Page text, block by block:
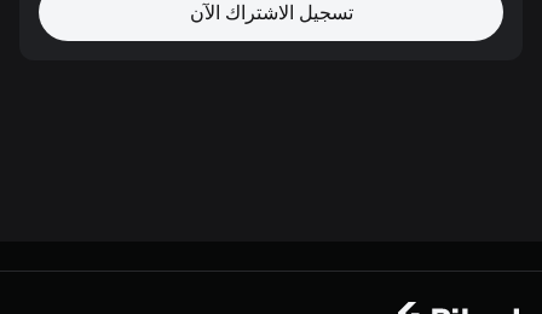
تسجيل الاشتراك الآن